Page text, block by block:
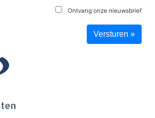
Ontvang onze nieuwsbrief